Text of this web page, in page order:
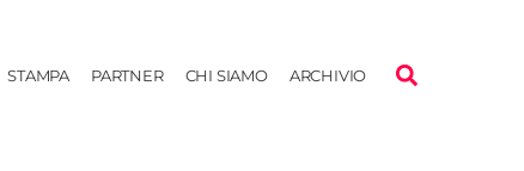
STAMPA PARTNER CHI SIAMO ARCHIVIO